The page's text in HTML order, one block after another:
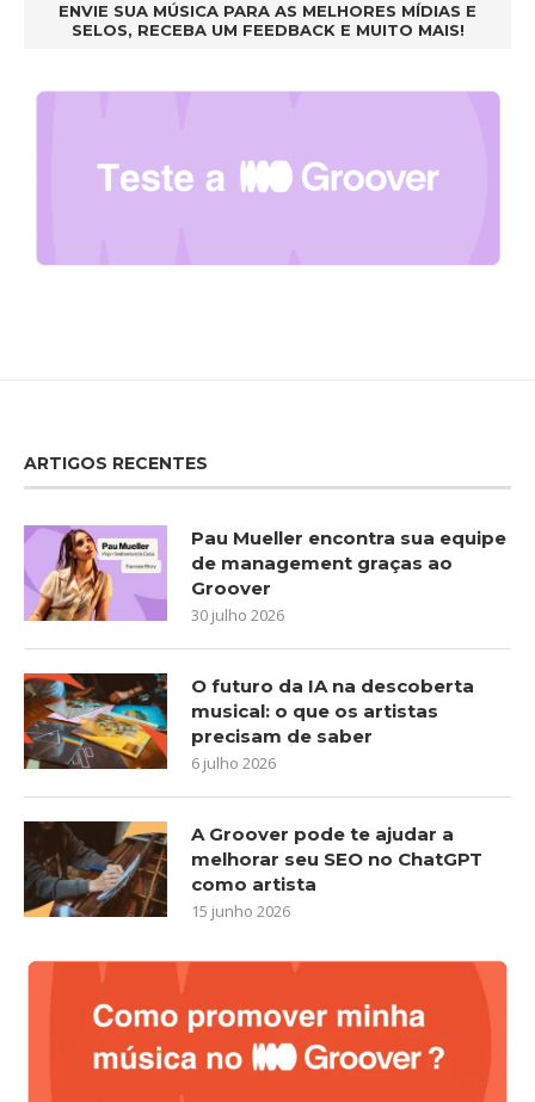
ENVIE SUA MÚSICA PARA AS MELHORES MÍDIAS E
SELOS, RECEBA UM FEEDBACK E MUITO MAIS!
ARTIGOS RECENTES
Pau Mueller encontra sua equipe
de management graças ao
Groover
30 julho 2026
O futuro da IA na descoberta
musical: o que os artistas
precisam de saber
6 julho 2026
A Groover pode te ajudar a
melhorar seu SEO no ChatGPT
como artista
15 junho 2026